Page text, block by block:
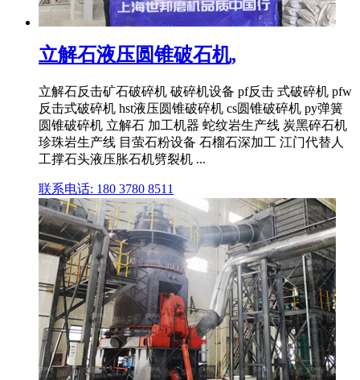
立解石液压圆锥破石机,
立解石反击矿石破碎机 破碎机设备 pf反击 式破碎机 pfw
反击式破碎机 hst液压圆锥破碎机 cs圆锥破碎机 py弹簧
圆锥破碎机 立解石 加工机器 蛇纹岩生产线 炭黑碎石机
珍珠岩生产线 目萤石粉设备 石榴石深加工 江门代替人
工撑石头液压胀石机劈裂机 ...
联系电话: 180 3780 8511